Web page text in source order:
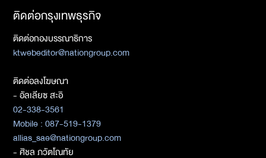
ติดต่อกรุงเทพธุรกิจ
ติดต่อกองบรรณาธิการ
ktwebeditor@nationgroup.com
ติดต่อลงโฆษณา
- อัลเลียซ สะอิ
02-338-3561
Mobile : 087-519-1379
allias_sae@nationgroup.com
- ศิชล ภวัตโณทัย